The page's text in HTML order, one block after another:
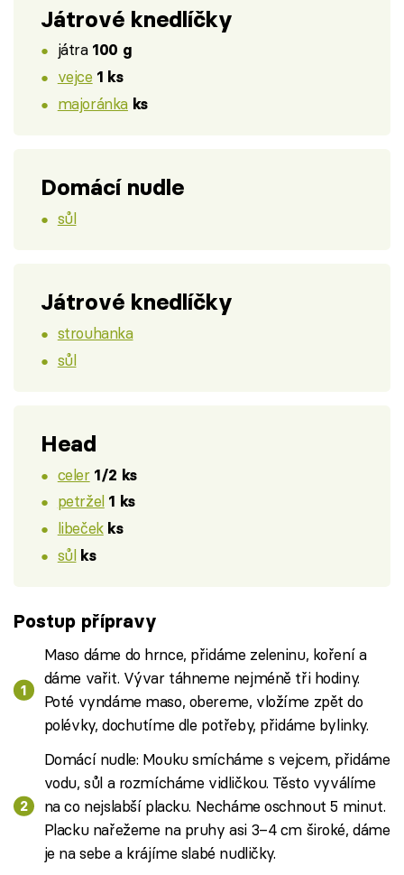
Játrové knedlíčky
játra 100 g
vejce 1 ks
majoránka ks
Domácí nudle
sůl
Játrové knedlíčky
strouhanka
sůl
Head
celer 1/2 ks
petržel 1 ks
libeček ks
sůl ks
Postup přípravy
Maso dáme do hrnce, přidáme zeleninu, koření a
dáme vařit. Vývar táhneme nejméně tři hodiny.
Poté vyndáme maso, obereme, vložíme zpět do
polévky, dochutíme dle potřeby, přidáme bylinky.
Domácí nudle: Mouku smícháme s vejcem, přidáme
vodu, sůl a rozmícháme vidličkou. Těsto vyválíme
na co nejslabší placku. Necháme oschnout 5 minut.
Placku nařežeme na pruhy asi 3–4 cm široké, dáme
je na sebe a krájíme slabé nudličky.